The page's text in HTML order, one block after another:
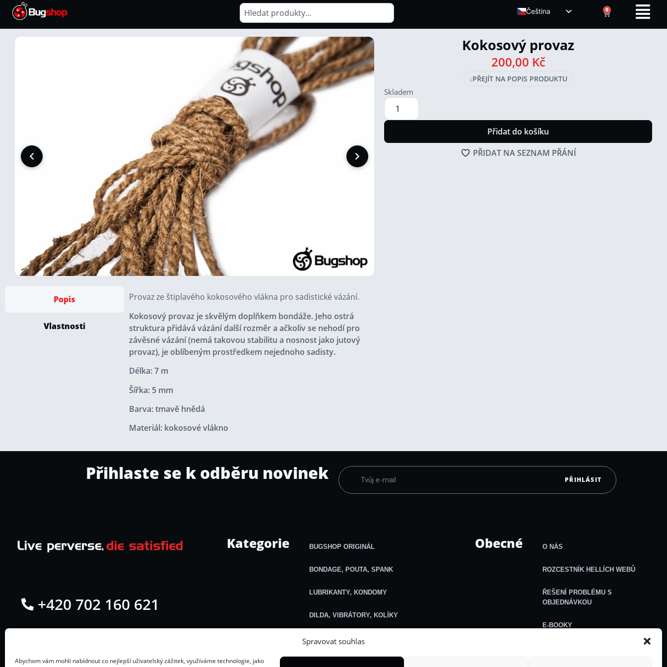
Spravovat souhlas
Abychom vám mohli nabídnout co nejlepší uživatelský zážitek, využíváme technologie, jako
Čeština
ENGLISH (UK)
0
Kokosový provaz
200,00 Kč
↓PŘEJÍT NA POPIS PRODUKTU
Skladem
Přidat do košíku
PŘIDAT NA SEZNAM PŘÁNÍ
Popis
Vlastnosti
Provaz ze štiplavého kokosového vlákna pro sadistické vázání.
Kokosový provaz je skvělým doplňkem bondáže. Jeho ostrá
struktura přidává vázání další rozměr a ačkoliv se nehodí pro
závěsné vázání (nemá takovou stabilitu a nosnost jako jutový
provaz), je oblíbeným prostředkem nejednoho sadisty.
Délka: 7 m
Šířka: 5 mm
Barva: tmavě hnědá
Materiál: kokosové vlákno
Přihlaste se k odběru novinek PŘIHLÁSIT
+420 702 160 621
Kategorie BUGSHOP ORIGINÁL
BONDAGE, POUTA, SPANK
LUBRIKANTY, KONDOMY
DILDA, VIBRÁTORY, KOLÍKY
KLINIK, VODNÍ A JINÉ HRÁTKY
Obecné O NÁS
ROZCESTNÍK HELLÍCH WEBŮ
ŘEŠENÍ PROBLÉMU S
OBJEDNÁVKOU
E-BOOKY